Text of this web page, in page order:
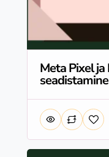
Meta Pixel